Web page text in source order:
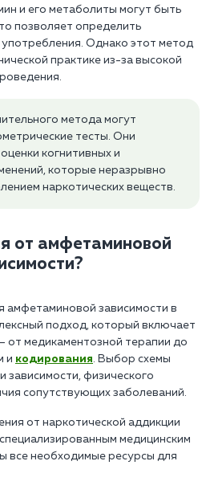
и его метаболиты могут быть
позволяет определить
употребления. Однако этот метод
практике из-за высокой
метода могут
тесты. Они
когнитивных и
которые неразрывно
наркотических веществ.
от амфетаминовой
амфетаминовой зависимости в
подход, который включает
от медикаментозной терапии до
и кодирования. Выбор схемы
зависимости, физического
сопутствующих заболеваний.
от наркотической аддикции
медицинским
все необходимые ресурсы для